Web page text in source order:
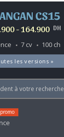
CS15
- 164.900 DH
7 cv 100 ch
les versions »
à votre recherche
promo